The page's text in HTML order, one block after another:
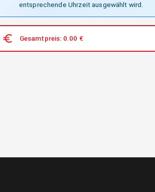
entsprechende Uhrzeit ausgewählt wird.
Gesamtpreis: 0.00 €